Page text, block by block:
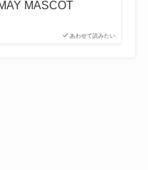
あわせて読みたい
MASCOT